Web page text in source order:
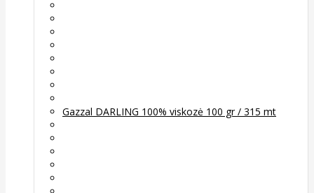
Gazzal DARLING 100% viskozė 100 gr / 315 mt